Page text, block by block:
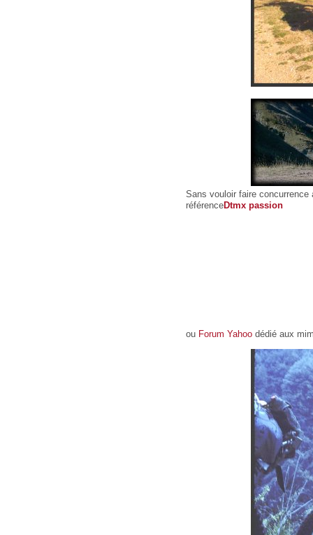
Sans vouloir faire
référenceDtmx passion
ou Forum Yahoo dédié aux